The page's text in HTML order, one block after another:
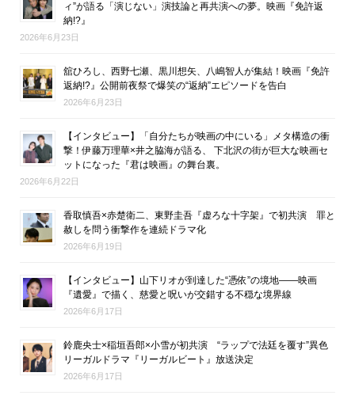
ィ”が語る「演じない」演技論と再共演への夢。映画『免許返
納!?』
2026年6月23日
舘ひろし、西野七瀬、黒川想矢、八嶋智人が集結！映画『免許
返納!?』公開前夜祭で爆笑の“返納”エピソードを告白
2026年6月23日
【インタビュー】「自分たちが映画の中にいる」メタ構造の衝
撃！伊藤万理華×井之脇海が語る、 下北沢の街が巨大な映画セ
ットになった『君は映画』の舞台裏。
2026年6月22日
香取慎吾×赤楚衛二、東野圭吾『虚ろな十字架』で初共演 罪と
赦しを問う衝撃作を連続ドラマ化
2026年6月19日
【インタビュー】山下リオが到達した“憑依”の境地――映画
『遺愛』で描く、慈愛と呪いが交錯する不穏な境界線
2026年6月17日
鈴鹿央士×稲垣吾郎×小雪が初共演 “ラップで法廷を覆す”異色
リーガルドラマ『リーガルビート』放送決定
2026年6月17日